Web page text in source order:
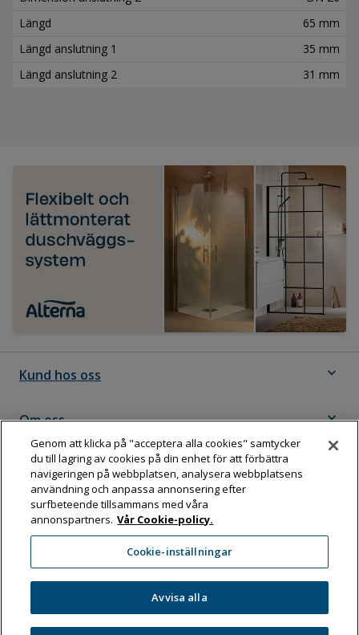
Längd
65 mm
Längd anslutning 1
35 mm
Längd anslutning 2
31 mm
Kund hos oss expand_more
Om oss expand_more
Följ Dahl
Dahl Sverige AB
Box 11076, 161 11 BROMMA
Tel:08-583 595 00
Genom att klicka på "acceptera alla cookies" samtycker
du till lagring av cookies på din enhet för att förbättra
navigeringen på webbplatsen, analysera webbplatsens
användning och anpassa annonsering efter
surfbeteende tillsammans med våra
annonspartners. Vår Cookie-policy.
Cookie-inställningar
Avvisa alla